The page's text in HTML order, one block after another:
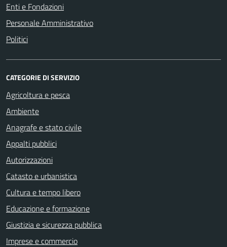
Enti e Fondazioni
Personale Amministrativo
Politici
CATEGORIE DI SERVIZIO
Agricoltura e pesca
Ambiente
Anagrafe e stato civile
Appalti pubblici
Autorizzazioni
Catasto e urbanistica
Cultura e tempo libero
Educazione e formazione
Giustizia e sicurezza pubblica
Imprese e commercio